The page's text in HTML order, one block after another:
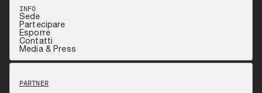
INFO
Sede
Partecipare
Esporre
Contatti
Media & Press
PARTNER